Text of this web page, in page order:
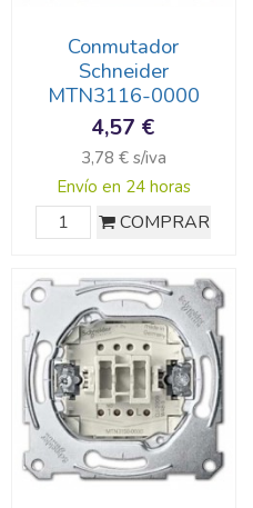
Conmutador
Schneider
MTN3116-0000
4,57 €
3,78 € s/iva
Envío en 24 horas
COMPRAR